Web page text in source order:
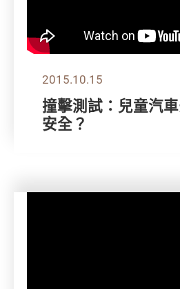
2015.10.15
撞擊測試：兒童汽
安全？